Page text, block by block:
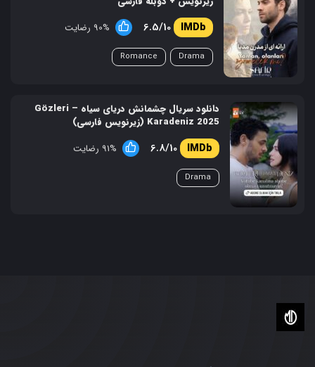
6.5/10 90% رضایت
Drama
Romance
دانلود سریال چشمانش دریای سیاه – Gözleri
Karadeniz 2025 (زیرنویس فارسی)
6.8/10 91% رضایت
Drama